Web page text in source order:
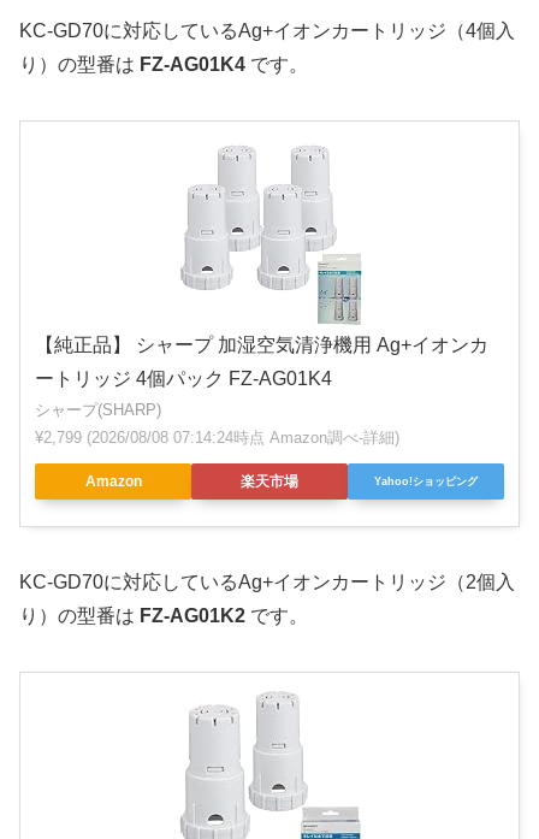
KC-GD70に対応しているAg+イオンカートリッジ（4個入
り）の型番は FZ-AG01K4 です。
【純正品】 シャープ 加湿空気清浄機用 Ag+イオンカ
ートリッジ 4個パック FZ-AG01K4
シャープ(SHARP)
¥2,799 (2026/08/08 07:14:24時点 Amazon調べ-詳細)
Amazon 楽天市場 Yahoo!ショッピング
KC-GD70に対応しているAg+イオンカートリッジ（2個入
り）の型番は FZ-AG01K2 です。